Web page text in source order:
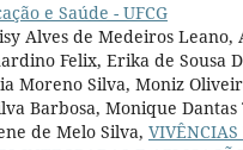
e Saúde - UFCG
Alves de Medeiros Leano,
Felix, Erika de Sousa
Moreno Silva, Moniz
Barbosa, Monique
de Melo Silva, VIVÊNCIAS